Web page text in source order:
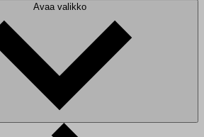
Avaa valikko